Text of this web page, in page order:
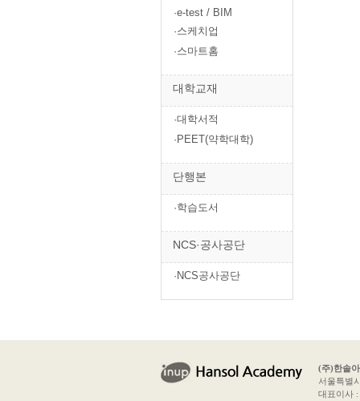
·e-test / BIM
·스케치업
·스마트홈
대학교재
·대학서적
·PEET(약학대학)
단행본
·학습도서
NCS·공사공단
·NCS공사공단
(주)한솔
서울특별
대표이사